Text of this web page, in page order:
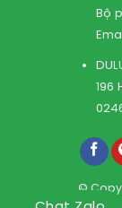
Bộ
196
©